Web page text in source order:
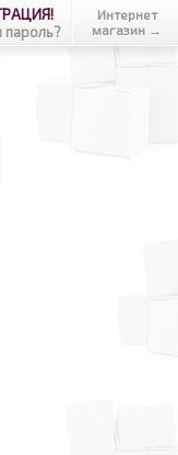
пароль?
Интернет
магазин →